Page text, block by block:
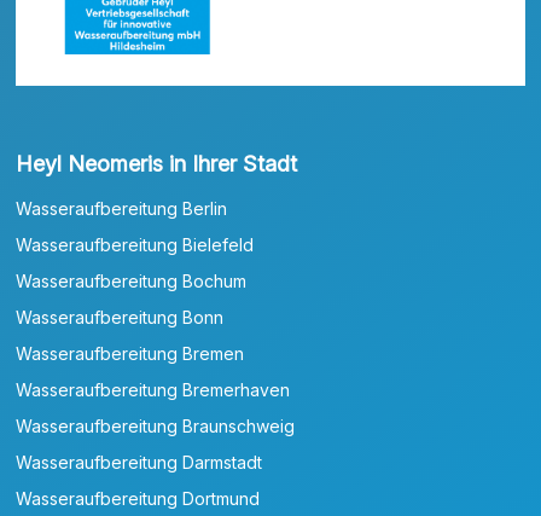
Heyl Neomeris in Ihrer Stadt
Wasseraufbereitung Berlin
Wasseraufbereitung Bielefeld
Wasseraufbereitung Bochum
Wasseraufbereitung Bonn
Wasseraufbereitung Bremen
Wasseraufbereitung Bremerhaven
Wasseraufbereitung Braunschweig
Wasseraufbereitung Darmstadt
Wasseraufbereitung Dortmund